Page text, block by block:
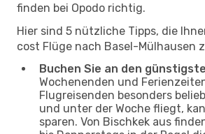
finden bei Opodo richtig.
Hier sind 5 nützliche Tipps, die
cost Flüge nach Basel-Mülhausen
Buchen Sie an den
Wochenenden und
Flugreisenden besonders
und unter der Woche fliegt,
sparen. Von Bischkek aus